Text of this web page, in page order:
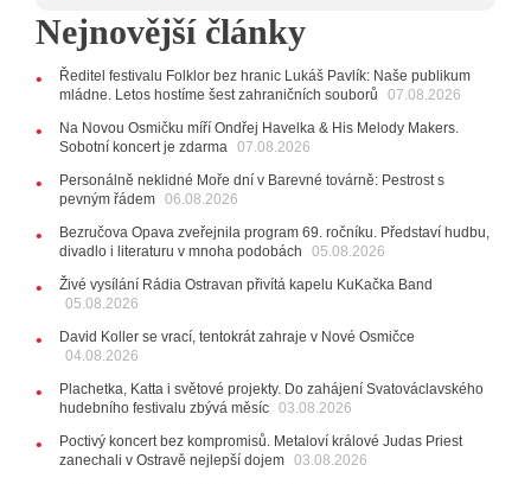
Svatováclavského hudebního festivalu zbývá měsíc
11:00
Do Ostravy se vrací britští Modestep, vystoupí v
listopadu v klubu Barrák
VIDEO
10:33
Úsměvné historky ze života ostravské kapely
Verše: Od zapomenutých baterek až po kuriózní krádež
28.07.2026
jen několik desítek posledních vstupenek
27.07.2026
20:44
10:06
Ladná Čeladná nabídne Olympic, Langerovou i
Kirschner, návštěvníci nově zaplatí už jen pomocí čipů
24.07.2026
Zpěvačka Tanja vydala nové EP Plamen
22.07.2026
Nejnovější články
Ředitel festivalu Folklor bez hranic Lukáš Pavlík: Naše publikum
mládne. Letos hostíme šest zahraničních souborů
07.08.2026
Na Novou Osmičku míří Ondřej Havelka & His Melody Makers.
Sobotní koncert je zdarma 07.08.2026
Personálně neklidné Moře dní v Barevné továrně: Pestrost s
pevným řádem 06.08.2026
Bezručova Opava zveřejnila program 69. ročníku. Představí hudbu,
divadlo i literaturu v mnoha podobách
05.08.2026
Živé vysílání Rádia Ostravan přivítá kapelu KuKačka Band
05.08.2026
David Koller se vrací, tentokrát zahraje v Nové Osmičce
04.08.2026
Plachetka, Katta i světové projekty. Do zahájení Svatováclavského
hudebního festivalu zbývá měsíc 03.08.2026
Poctivý koncert bez kompromisů. Metaloví králové Judas Priest
zanechali v Ostravě nejlepší dojem 03.08.2026